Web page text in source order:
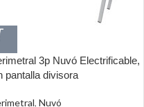
3p Nuvó Electrificable,
pantalla divisora
, Nuvó